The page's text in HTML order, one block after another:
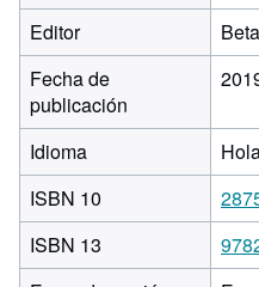
Editor
Fecha de
publicación
Idioma
ISBN 10
ISBN 13